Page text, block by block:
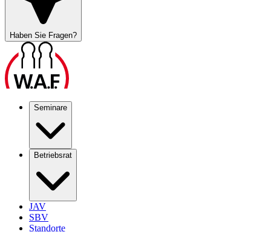
Haben Sie Fragen?
Seminare
Betriebsrat
JAV
SBV
Standorte